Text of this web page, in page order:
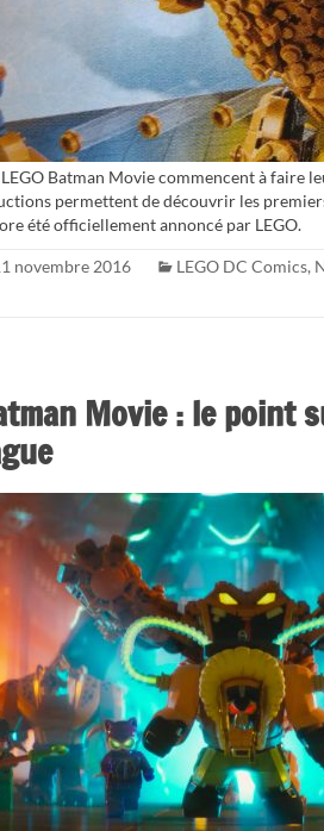
Batman Movie commencent à faire
permettent de découvrir les
été officiellement annoncé par LEGO.
novembre 2016 LEGO DC Comics,
Movie : le point